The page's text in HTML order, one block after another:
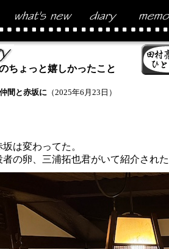
ちょっと嬉しかったこと
間と赤坂に （2025年6月23日）
は変わってた。
者の卵、三浦拓也君がいて紹介され